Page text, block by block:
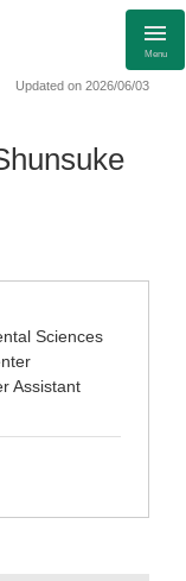
Menu
Updated on 2026/06/03
Sciences
Assistant